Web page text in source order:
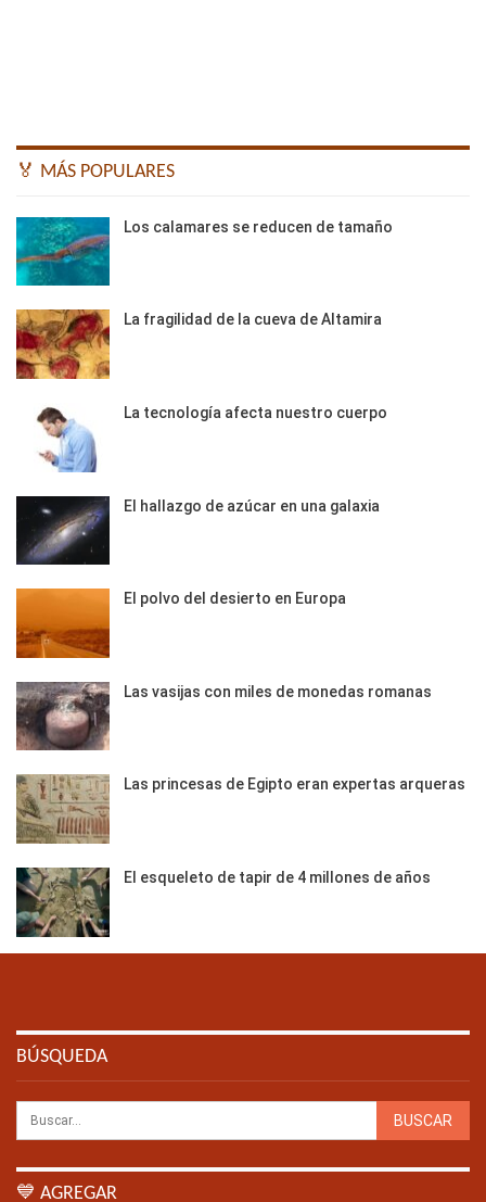
🏅 MÁS POPULARES
Los calamares se reducen de tamaño
La fragilidad de la cueva de Altamira
La tecnología afecta nuestro cuerpo
El hallazgo de azúcar en una galaxia
El polvo del desierto en Europa
Las vasijas con miles de monedas romanas
Las princesas de Egipto eran expertas arqueras
El esqueleto de tapir de 4 millones de años
BÚSQUEDA
💙 AGREGAR